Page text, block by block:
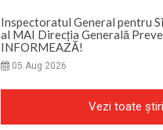
Inspectoratul General pentru
al MAI Direcția Generală
INFORMEAZĂ!
05 Aug 2026
Vezi toate